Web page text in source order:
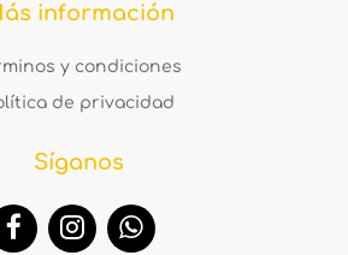
información
y condiciones
de privacidad
Síganos